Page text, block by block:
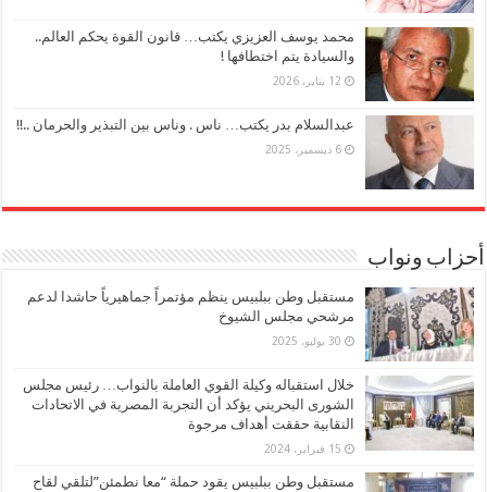
محمد يوسف العزيزي يكتب… قانون القوة يحكم العالم..
والسيادة يتم اختطافها !
12 يناير، 2026
عبدالسلام بدر يكتب… ناس . وناس بين التبذير والحرمان ..!!
6 ديسمبر، 2025
أحزاب ونواب
مستقبل وطن ببلبيس ينظم مؤتمراً جماهيرياً حاشدا لدعم
مرشحي مجلس الشيوخ
30 يوليو، 2025
خلال استقباله وكيلة القوي العاملة بالنواب… رئيس مجلس
الشورى البحريني يؤكد أن التجربة المصرية في الاتحادات
النقابية حققت أهداف مرجوة
15 فبراير، 2024
مستقبل وطن ببلبيس يقود حملة “معا نطمئن”لتلقي لقاح